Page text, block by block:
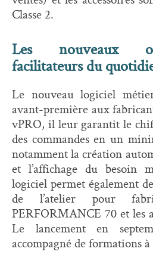
Classe 2.
Les nouveaux
facilitateurs du
Le nouveau logiciel
avant-première aux
vPRO, il leur garantit le
des commandes en un
notamment la création
et l’affichage du besoin
logiciel permet également
de l’atelier pour
PERFORMANCE 70 et les
Le lancement en
accompagné de formations